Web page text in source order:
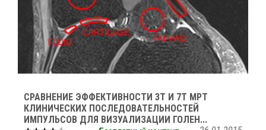
СРАВНЕНИЕ ЭФФЕКТИВНОСТИ 3Т И 7Т МРТ
КЛИНИЧЕСКИХ ПОСЛЕДОВАТЕЛЬНОСТЕЙ
ИМПУЛЬСОВ ДЛЯ ВИЗУАЛИЗАЦИИ ГОЛЕН...